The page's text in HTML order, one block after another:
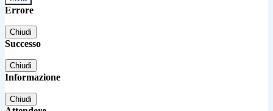
Errore
Chiudi
Successo
Chiudi
Informazione
Chiudi